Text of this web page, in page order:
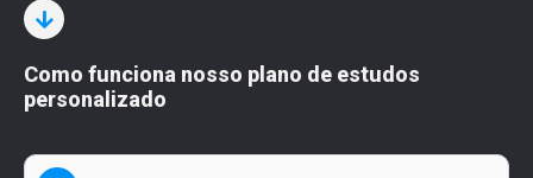
Como funciona nosso plano de estudos
personalizado